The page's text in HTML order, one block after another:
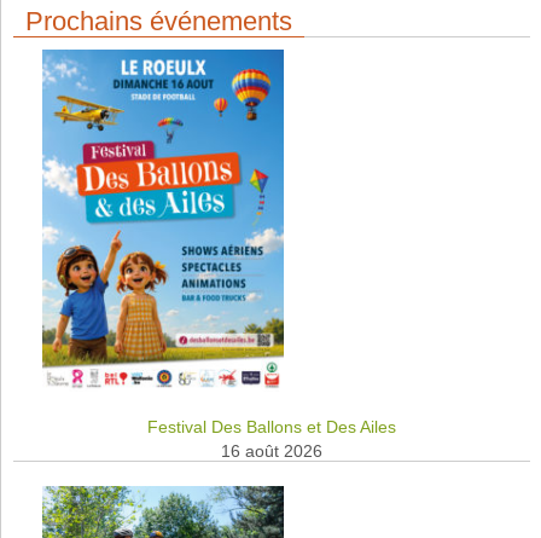
Prochains événements
Festival Des Ballons et Des Ailes
16 août 2026